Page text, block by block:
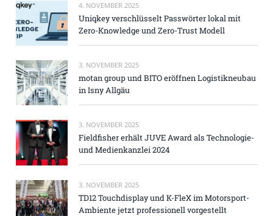
4. NOVEMBER 2025
Uniqkey verschlüsselt Passwörter lokal mit
Zero-Knowledge und Zero-Trust Modell
3. NOVEMBER 2025
motan group und BITO eröffnen Logistikneubau
in Isny Allgäu
3. NOVEMBER 2025
Fieldfisher erhält JUVE Award als Technologie-
und Medienkanzlei 2024
3. NOVEMBER 2025
TD12 Touchdisplay und K-FleX im Motorsport-
Ambiente jetzt professionell vorgestellt